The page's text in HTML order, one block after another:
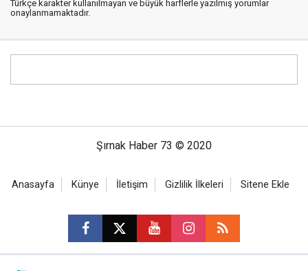
Türkçe karakter kullanılmayan ve büyük harflerle yazılmış yorumlar
onaylanmamaktadır.
Şırnak Haber 73 © 2020
Anasayfa Künye İletişim Gizlilik İlkeleri Sitene Ekle